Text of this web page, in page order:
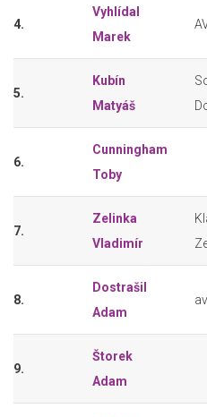
4.
Vyhlídal
Marek
5.
Kubín
Matyáš
6.
Cunningham
Toby
7.
Zelinka
Vladimír
8.
Dostrašil
Adam
9.
Štorek
Adam